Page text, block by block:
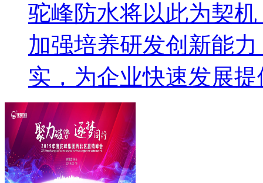
驼峰防水将以此为契
加强培养研发创新能
实，为企业快速发展